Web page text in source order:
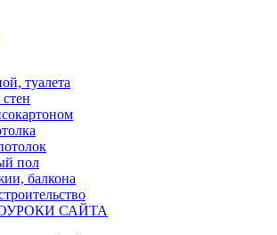
туалета
пол
балкона
САЙТА